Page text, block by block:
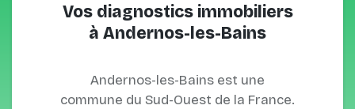
Vos diagnostics immobiliers
à Andernos-les-Bains
Andernos-les-Bains est une
commune du Sud-Ouest de la France.